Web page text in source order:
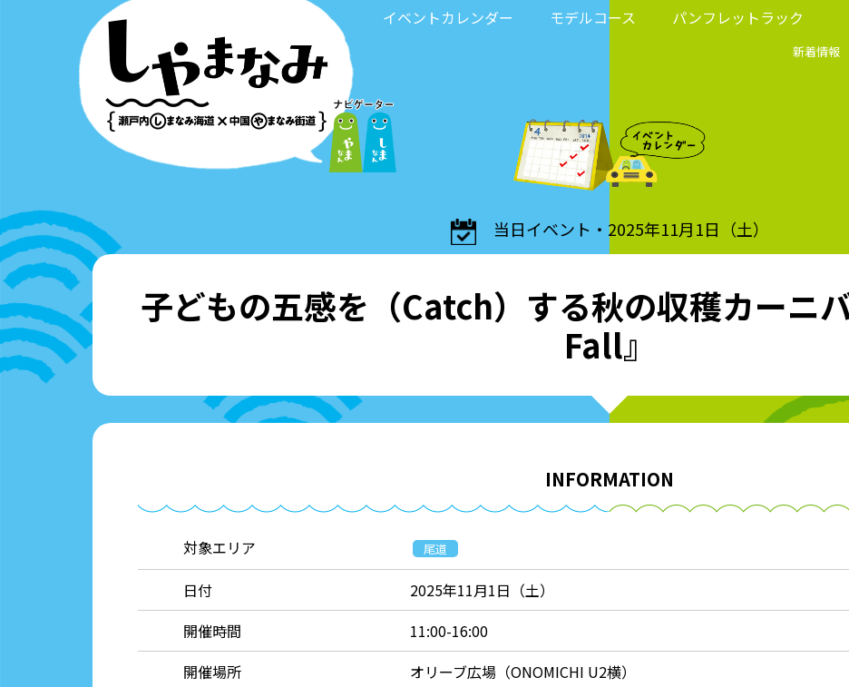
イベントカレンダー モデルコース パンフレットラック
新着情報
当日イベント・2025年11月1日（土）
子どもの五感を（Catch）する秋の収穫カーニ
Fall』
INFORMATION
対象エリア 尾道
日付
2025年11月1日（土）
開催時間
11:00-16:00
開催場所
オリーブ広場（ONOMICHI U2横）